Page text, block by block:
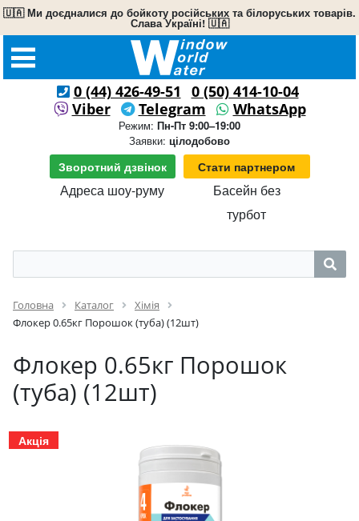
🇺🇦 Ми доєдналися до бойкоту російських та білоруських товарів.
Слава Україні! 🇺🇦
0 (44) 426-49-51
0 (50) 414-10-04
Viber
Telegram WhatsApp
Режим: Пн-Пт 9:00–19:00
Заявки: цілодобово
Зворотний дзвінок Стати партнером
Адреса шоу-руму
Басейн без
турбот
Головна Каталог
Хімія
Флокер 0.65кг Порошок (туба) (12шт)
Флокер 0.65кг Порошок
(туба) (12шт)
Акція